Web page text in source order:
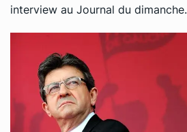
interview au Journal du dimanche.